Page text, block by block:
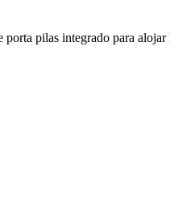
pilas integrado para alojar